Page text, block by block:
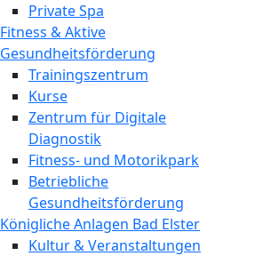
Private Spa
Fitness & Aktive
Gesundheitsförderung
Trainingszentrum
Kurse
Zentrum für Digitale
Diagnostik
Fitness- und Motorikpark
Betriebliche
Gesundheitsförderung
Königliche Anlagen Bad Elster
Kultur & Veranstaltungen